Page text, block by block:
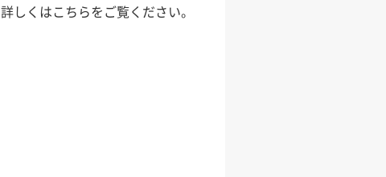
詳しくはこちらをご覧ください。